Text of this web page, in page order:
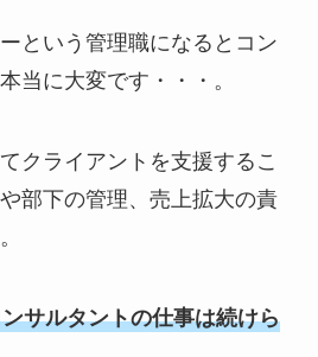
という管理職になるとコン
当に大変です・・・。
クライアントを支援するこ
部下の管理、売上拡大の責
サルタントの仕事は続けら